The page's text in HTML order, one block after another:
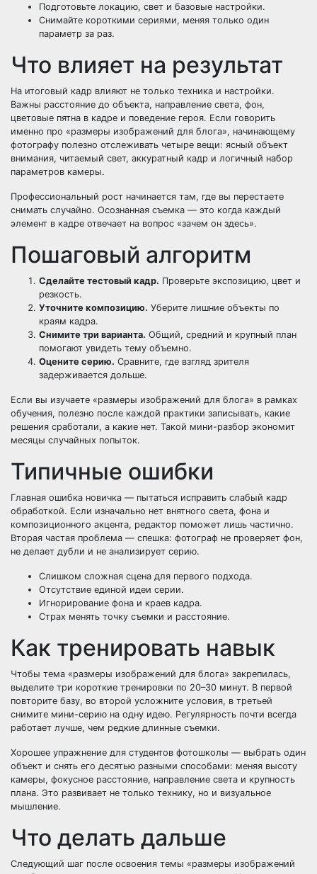
Подготовьте локацию, свет и базовые настройки.
Снимайте короткими сериями, меняя только один
параметр за раз.
Что влияет на результат
На итоговый кадр влияют не только техника и настройки.
Важны расстояние до объекта, направление света, фон,
цветовые пятна в кадре и поведение героя. Если говорить
именно про «размеры изображений для блога», начинающему
фотографу полезно отслеживать четыре вещи: ясный объект
внимания, читаемый свет, аккуратный кадр и логичный набор
параметров камеры.
Профессиональный рост начинается там, где вы перестаете
снимать случайно. Осознанная съемка — это когда каждый
элемент в кадре отвечает на вопрос «зачем он здесь».
Пошаговый алгоритм
Сделайте тестовый кадр. Проверьте экспозицию, цвет и
резкость.
Уточните композицию. Уберите лишние объекты по
краям кадра.
Снимите три варианта. Общий, средний и крупный план
помогают увидеть тему объемно.
Оцените серию. Сравните, где взгляд зрителя
задерживается дольше.
Если вы изучаете «размеры изображений для блога» в рамках
обучения, полезно после каждой практики записывать, какие
решения сработали, а какие нет. Такой мини-разбор экономит
месяцы случайных попыток.
Типичные ошибки
Главная ошибка новичка — пытаться исправить слабый кадр
обработкой. Если изначально нет внятного света, фона и
композиционного акцента, редактор поможет лишь частично.
Вторая частая проблема — спешка: фотограф не проверяет фон,
не делает дубли и не анализирует серию.
Слишком сложная сцена для первого подхода.
Отсутствие единой идеи серии.
Игнорирование фона и краев кадра.
Страх менять точку съемки и расстояние.
Как тренировать навык
Чтобы тема «размеры изображений для блога» закрепилась,
выделите три короткие тренировки по 20–30 минут. В первой
повторите базу, во второй усложните условия, в третьей
снимите мини-серию на одну идею. Регулярность почти всегда
работает лучше, чем редкие длинные съемки.
Хорошее упражнение для студентов фотошколы — выбрать один
объект и снять его десятью разными способами: меняя высоту
камеры, фокусное расстояние, направление света и крупность
плана. Это развивает не только технику, но и визуальное
мышление.
Что делать дальше
Следующий шаг после освоения темы «размеры изображений